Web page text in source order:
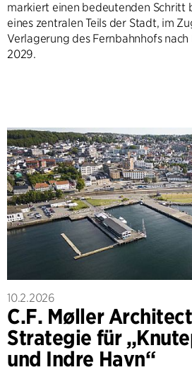
markiert einen bedeutenden Schritt
eines zentralen Teils der Stadt, im
Verlagerung des Fernbahnhofs
2029.
10.2.2026
C.F. Møller
Strategie für
und Indre Havn“